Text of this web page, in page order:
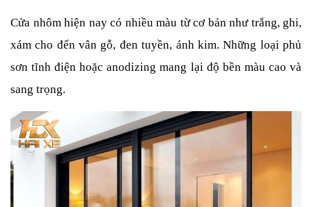
Cửa nhôm hiện nay có nhiều màu từ cơ bản như trắng, ghi,
xám cho đến vân gỗ, đen tuyền, ánh kim. Những loại phủ
sơn tĩnh điện hoặc anodizing mang lại độ bền màu cao và
sang trọng.